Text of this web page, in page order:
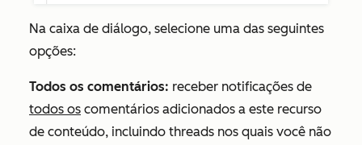
Na caixa de diálogo, selecione uma das seguintes
opções:
Todos os comentários: receber notificações de
todos os comentários adicionados a este recurso
de conteúdo, incluindo threads nos quais você não